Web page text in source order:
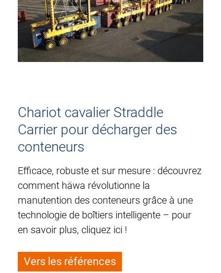
Chariot cavalier Straddle
Carrier pour décharger des
conteneurs
Efficace, robuste et sur mesure : découvrez
comment häwa révolutionne la
manutention des conteneurs grâce à une
technologie de boîtiers intelligente – pour
en savoir plus, cliquez ici !
Vers les références